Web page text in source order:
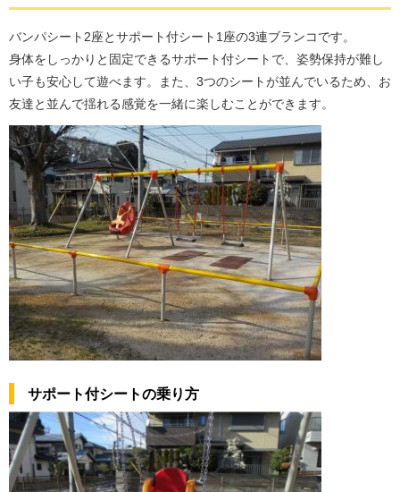
バンパシート2座とサポート付シート1座の3連ブランコです。
身体をしっかりと固定できるサポート付シートで、姿勢保持が難し
い子も安心して遊べます。また、3つのシートが並んでいるため、お
友達と並んで揺れる感覚を一緒に楽しむことができます。
サポート付シートの乗り方